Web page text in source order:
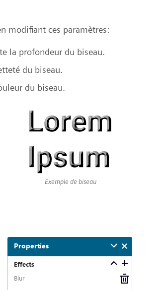
modifiant ces paramètres:
la profondeur du biseau.
du biseau.
du biseau.
Exemple de biseau